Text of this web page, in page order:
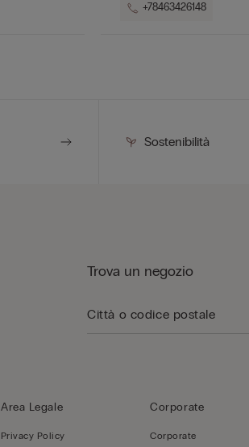
+78463426148
Sostenibilità
Trova un negozio
Area Legale
Privacy Policy
Corporate
Corporate